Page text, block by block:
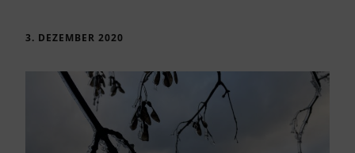
3. DEZEMBER 2020